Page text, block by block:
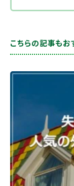
こちらの記事もお